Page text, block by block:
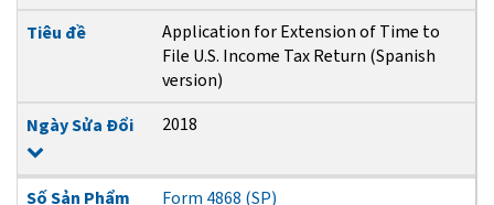
Tiêu đề
Application for Extension of Time to
File U.S. Income Tax Return (Spanish
version)
Ngày Sửa Đổi
2018
Số Sản Phẩm
Form 4868 (SP)